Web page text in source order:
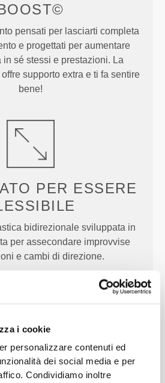
i cookie
personalizzare contenuti ed
dei social media e per
Condividiamo inoltre
pensati per lasciarti completa
e progettati per aumentare
in sé stessi e prestazioni. La
supporto extra e ti fa sentire
bene!
PER ESSERE
bidirezionale sviluppata in
per assecondare improvvise
e cambi di direzione.
SEMBRI
sviluppata appositamente con